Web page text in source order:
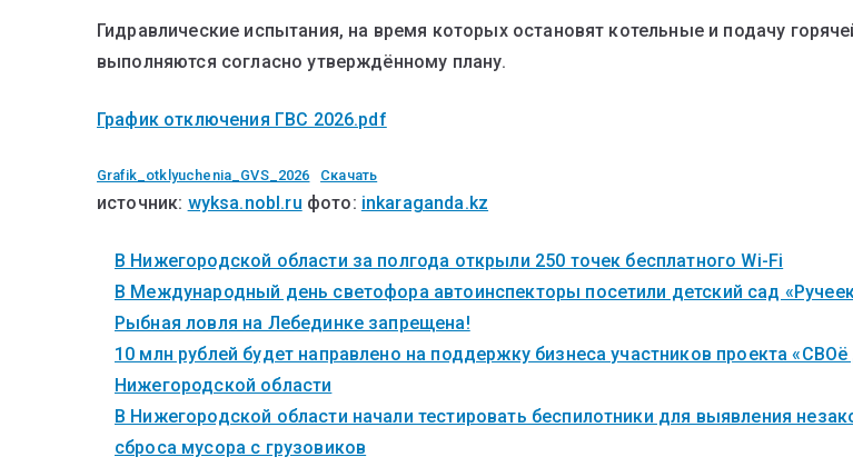
Гидравлические испытания, на время которых остановят котельные и подачу
выполняются согласно утверждённому плану.
График отключения ГВС 2026.pdf
Grafik_otklyuchenia_GVS_2026 Скачать
источник: wyksa.nobl.ru фото: inkaraganda.kz
В Нижегородской области за полгода открыли 250 точек бесплатного Wi-Fi
В Международный день светофора автоинспекторы посетили детский сад
Рыбная ловля на Лебединке запрещена!
10 млн рублей будет направлено на поддержку бизнеса участников проекта «СВОё
Нижегородской области
В Нижегородской области начали тестировать беспилотники для выявления
сброса мусора с грузовиков